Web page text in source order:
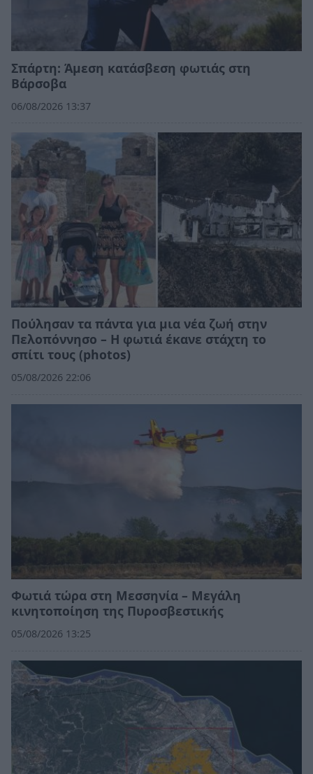
Σπάρτη: Άμεση κατάσβεση φωτιάς στη
Βάρσοβα
06/08/2026 13:37
Πούλησαν τα πάντα για μια νέα ζωή στην
Πελοπόννησο – Η φωτιά έκανε στάχτη το
σπίτι τους (photos)
05/08/2026 22:06
Φωτιά τώρα στη Μεσσηνία – Μεγάλη
κινητοποίηση της Πυροσβεστικής
05/08/2026 13:25